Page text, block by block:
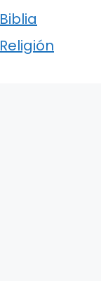
Biblia
Religión